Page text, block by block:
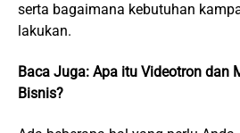
serta bagaimana kebutuhan
lakukan.
Baca Juga: Apa itu Videotron dan
Bisnis?